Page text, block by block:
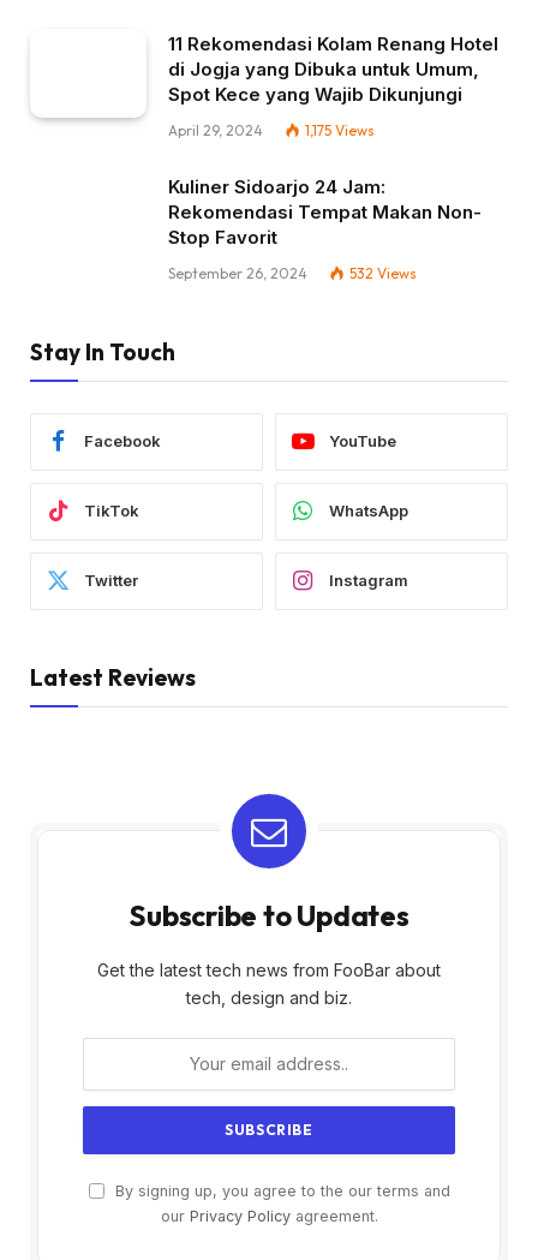
11 Rekomendasi Kolam Renang Hotel
di Jogja yang Dibuka untuk Umum,
Spot Kece yang Wajib Dikunjungi
April 29, 2024 1,175 Views
Kuliner Sidoarjo 24 Jam:
Rekomendasi Tempat Makan Non-
Stop Favorit
September 26, 2024 532 Views
Stay In Touch
Facebook YouTube
TikTok WhatsApp
Twitter Instagram
Latest Reviews
Subscribe to Updates
Get the latest tech news from FooBar about
tech, design and biz.
By signing up, you agree to the our terms and
our Privacy Policyagreement.